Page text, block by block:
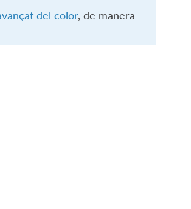
del color, de manera